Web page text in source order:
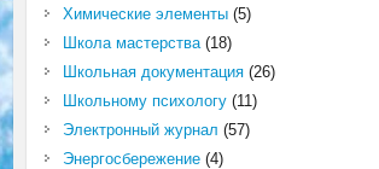
Химические элементы(5)
Школа мастерства(18)
Школьная документация(26)
Школьному психологу(11)
Электронный журнал (57)
Энергосбережение(4)